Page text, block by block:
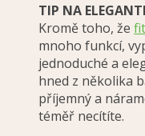
TIP NA
Kromě toho, že
mnoho funkcí,
jednoduché a
hned z několika
příjemný a
téměř necítíte.